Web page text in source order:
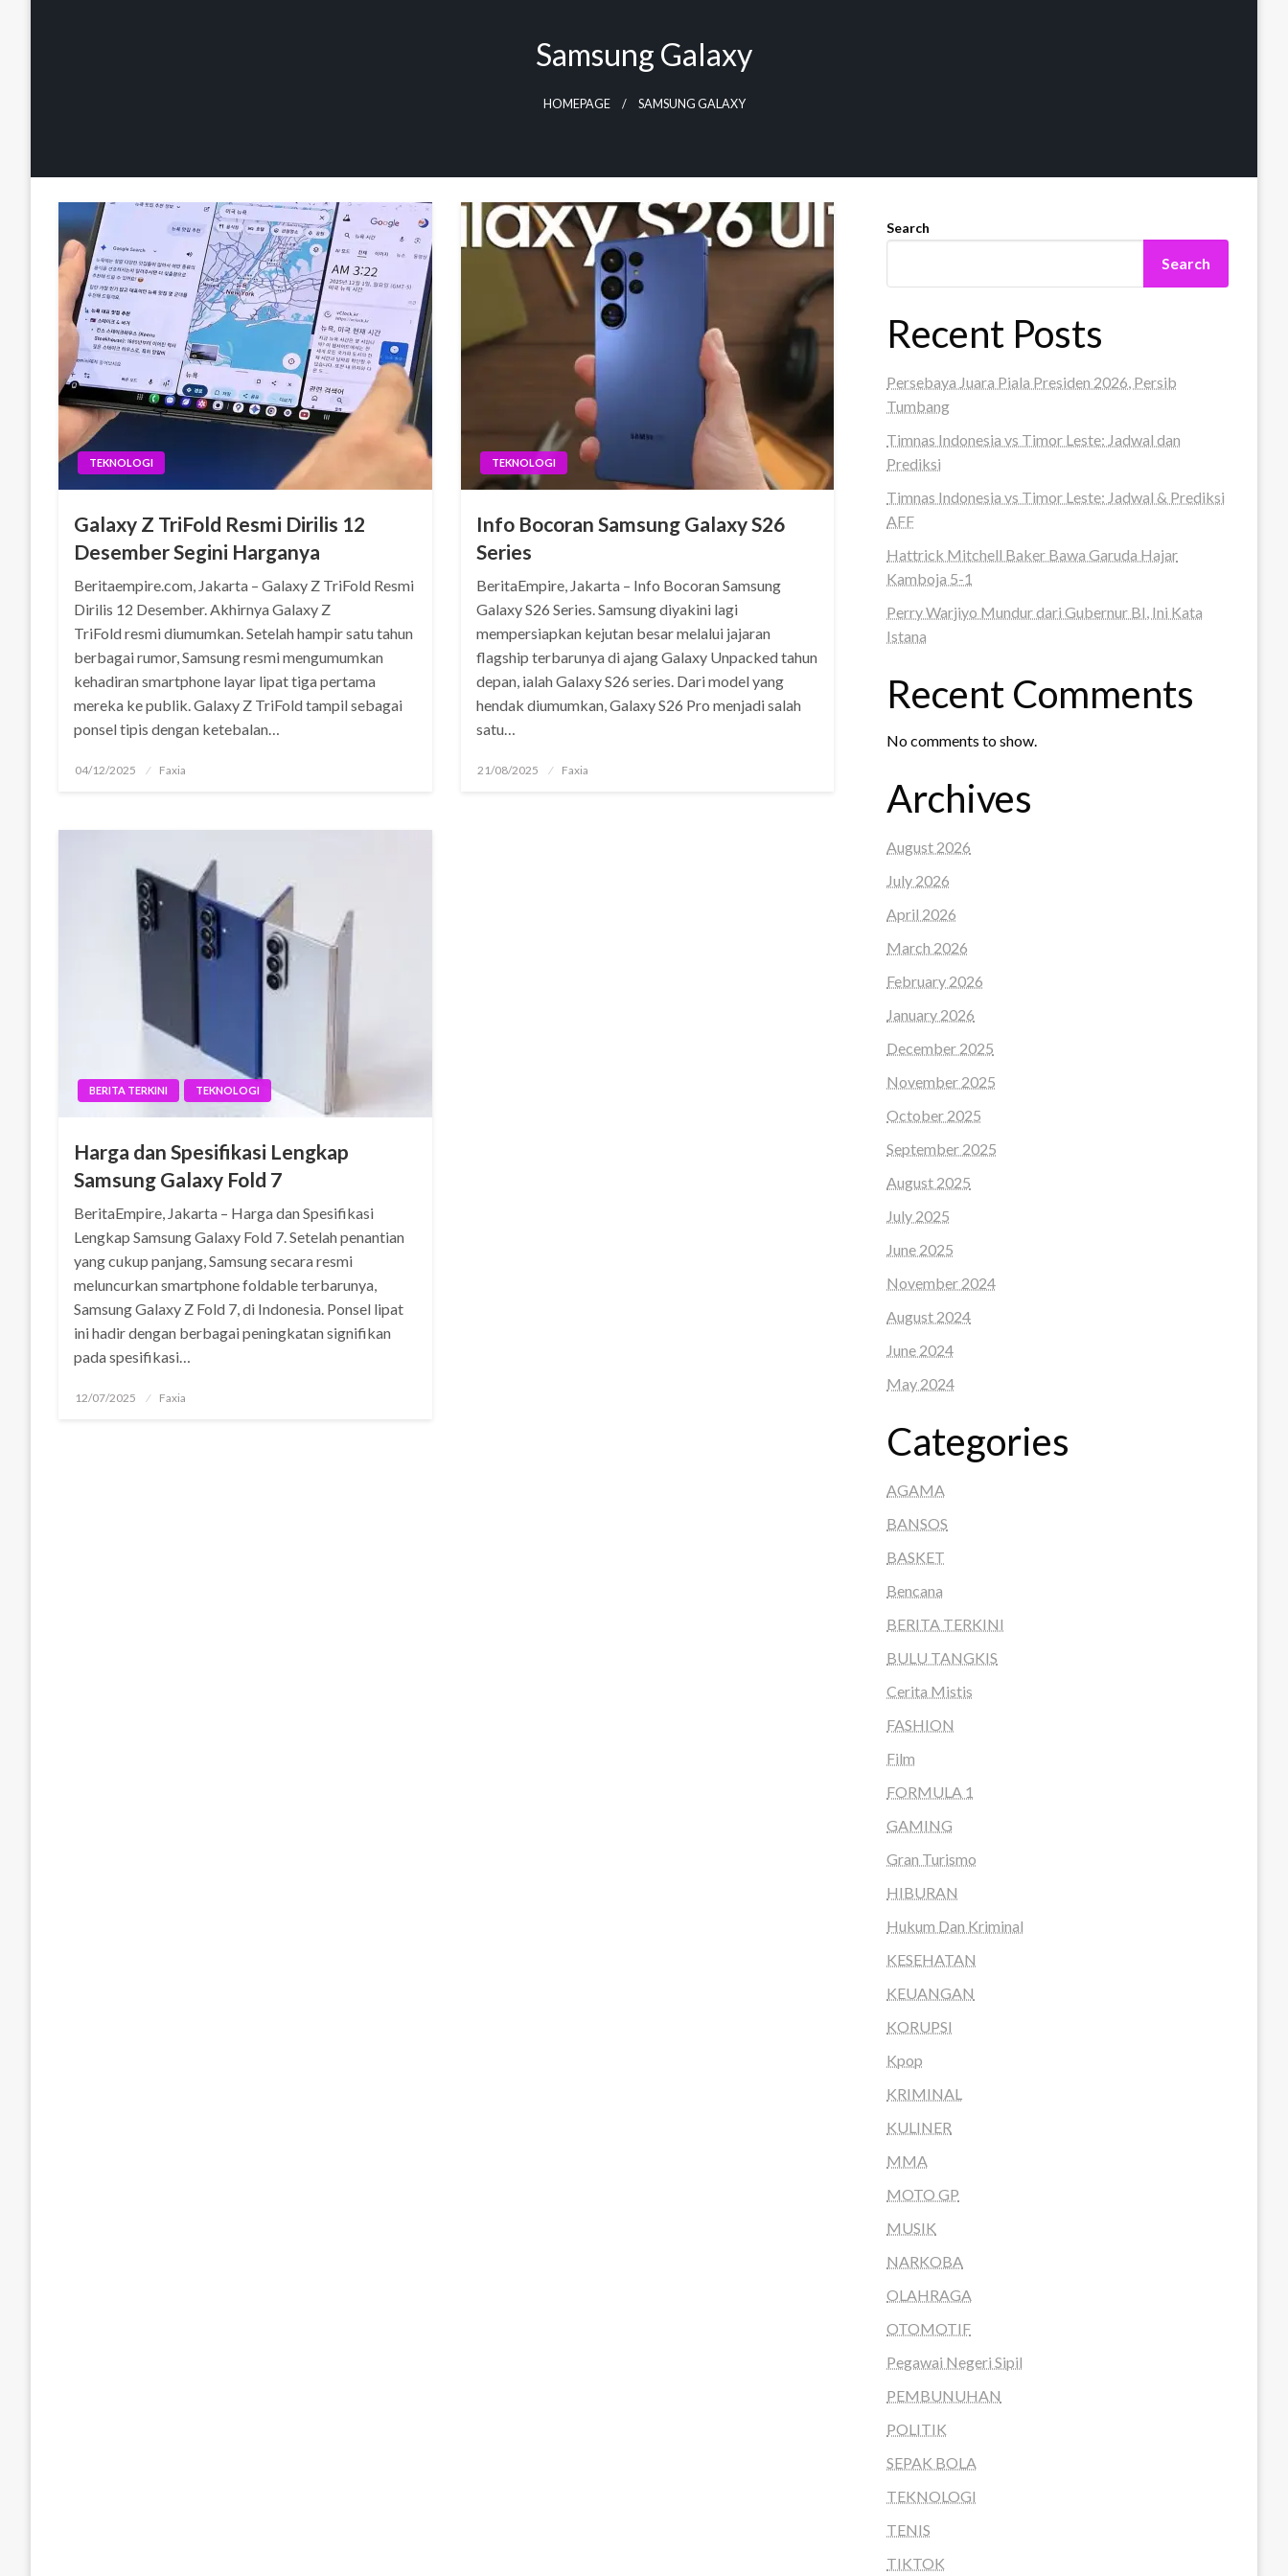
Samsung Galaxy
HOMEPAGE SAMSUNG GALAXY
TEKNOLOGI
Galaxy Z TriFold Resmi Dirilis 12
Desember Segini Harganya
Beritaempire.com, Jakarta – Galaxy Z TriFold Resmi
Dirilis 12 Desember. Akhirnya Galaxy Z
TriFold resmi diumumkan. Setelah hampir satu tahun
berbagai rumor, Samsung resmi mengumumkan
kehadiran smartphone layar lipat tiga pertama
mereka ke publik. Galaxy Z TriFold tampil sebagai
ponsel tipis dengan ketebalan…
Posted
04/12/2025 Faxia
TEKNOLOGI
Info Bocoran Samsung Galaxy S26
Series
BeritaEmpire, Jakarta – Info Bocoran Samsung
Galaxy S26 Series. Samsung diyakini lagi
mempersiapkan kejutan besar melalui jajaran
flagship terbarunya di ajang Galaxy Unpacked tahun
depan, ialah Galaxy S26 series. Dari model yang
hendak diumumkan, Galaxy S26 Pro menjadi salah
satu…
Posted
21/08/2025 Faxia
BERITA TERKINI TEKNOLOGI
Harga dan Spesifikasi Lengkap
Samsung Galaxy Fold 7
BeritaEmpire, Jakarta – Harga dan Spesifikasi
Lengkap Samsung Galaxy Fold 7. Setelah penantian
yang cukup panjang, Samsung secara resmi
meluncurkan smartphone foldable terbarunya,
Samsung Galaxy Z Fold 7, di Indonesia. Ponsel lipat
ini hadir dengan berbagai peningkatan signifikan
pada spesifikasi…
Posted
12/07/2025 Faxia
Search
Search
Recent Posts
Persebaya Juara Piala Presiden 2026, Persib
Tumbang
Timnas Indonesia vs Timor Leste: Jadwal dan
Prediksi
Timnas Indonesia vs Timor Leste: Jadwal & Prediksi
AFF
Hattrick Mitchell Baker Bawa Garuda Hajar
Kamboja 5-1
Perry Warjiyo Mundur dari Gubernur BI, Ini Kata
Istana
Recent Comments
No comments to show.
Archives
August 2026
July 2026
April 2026
March 2026
February 2026
January 2026
December 2025
November 2025
October 2025
September 2025
August 2025
July 2025
June 2025
November 2024
August 2024
June 2024
May 2024
Categories
AGAMA
BANSOS
BASKET
Bencana
BERITA TERKINI
BULU TANGKIS
Cerita Mistis
FASHION
Film
FORMULA 1
GAMING
Gran Turismo
HIBURAN
Hukum Dan Kriminal
KESEHATAN
KEUANGAN
KORUPSI
Kpop
KRIMINAL
KULINER
MMA
MOTO GP
MUSIK
NARKOBA
OLAHRAGA
OTOMOTIF
Pegawai Negeri Sipil
PEMBUNUHAN
POLITIK
SEPAK BOLA
TEKNOLOGI
TENIS
TIKTOK